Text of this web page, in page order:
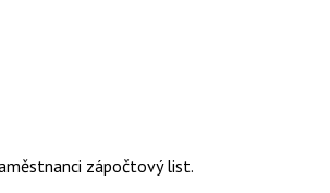
zápočtový list.